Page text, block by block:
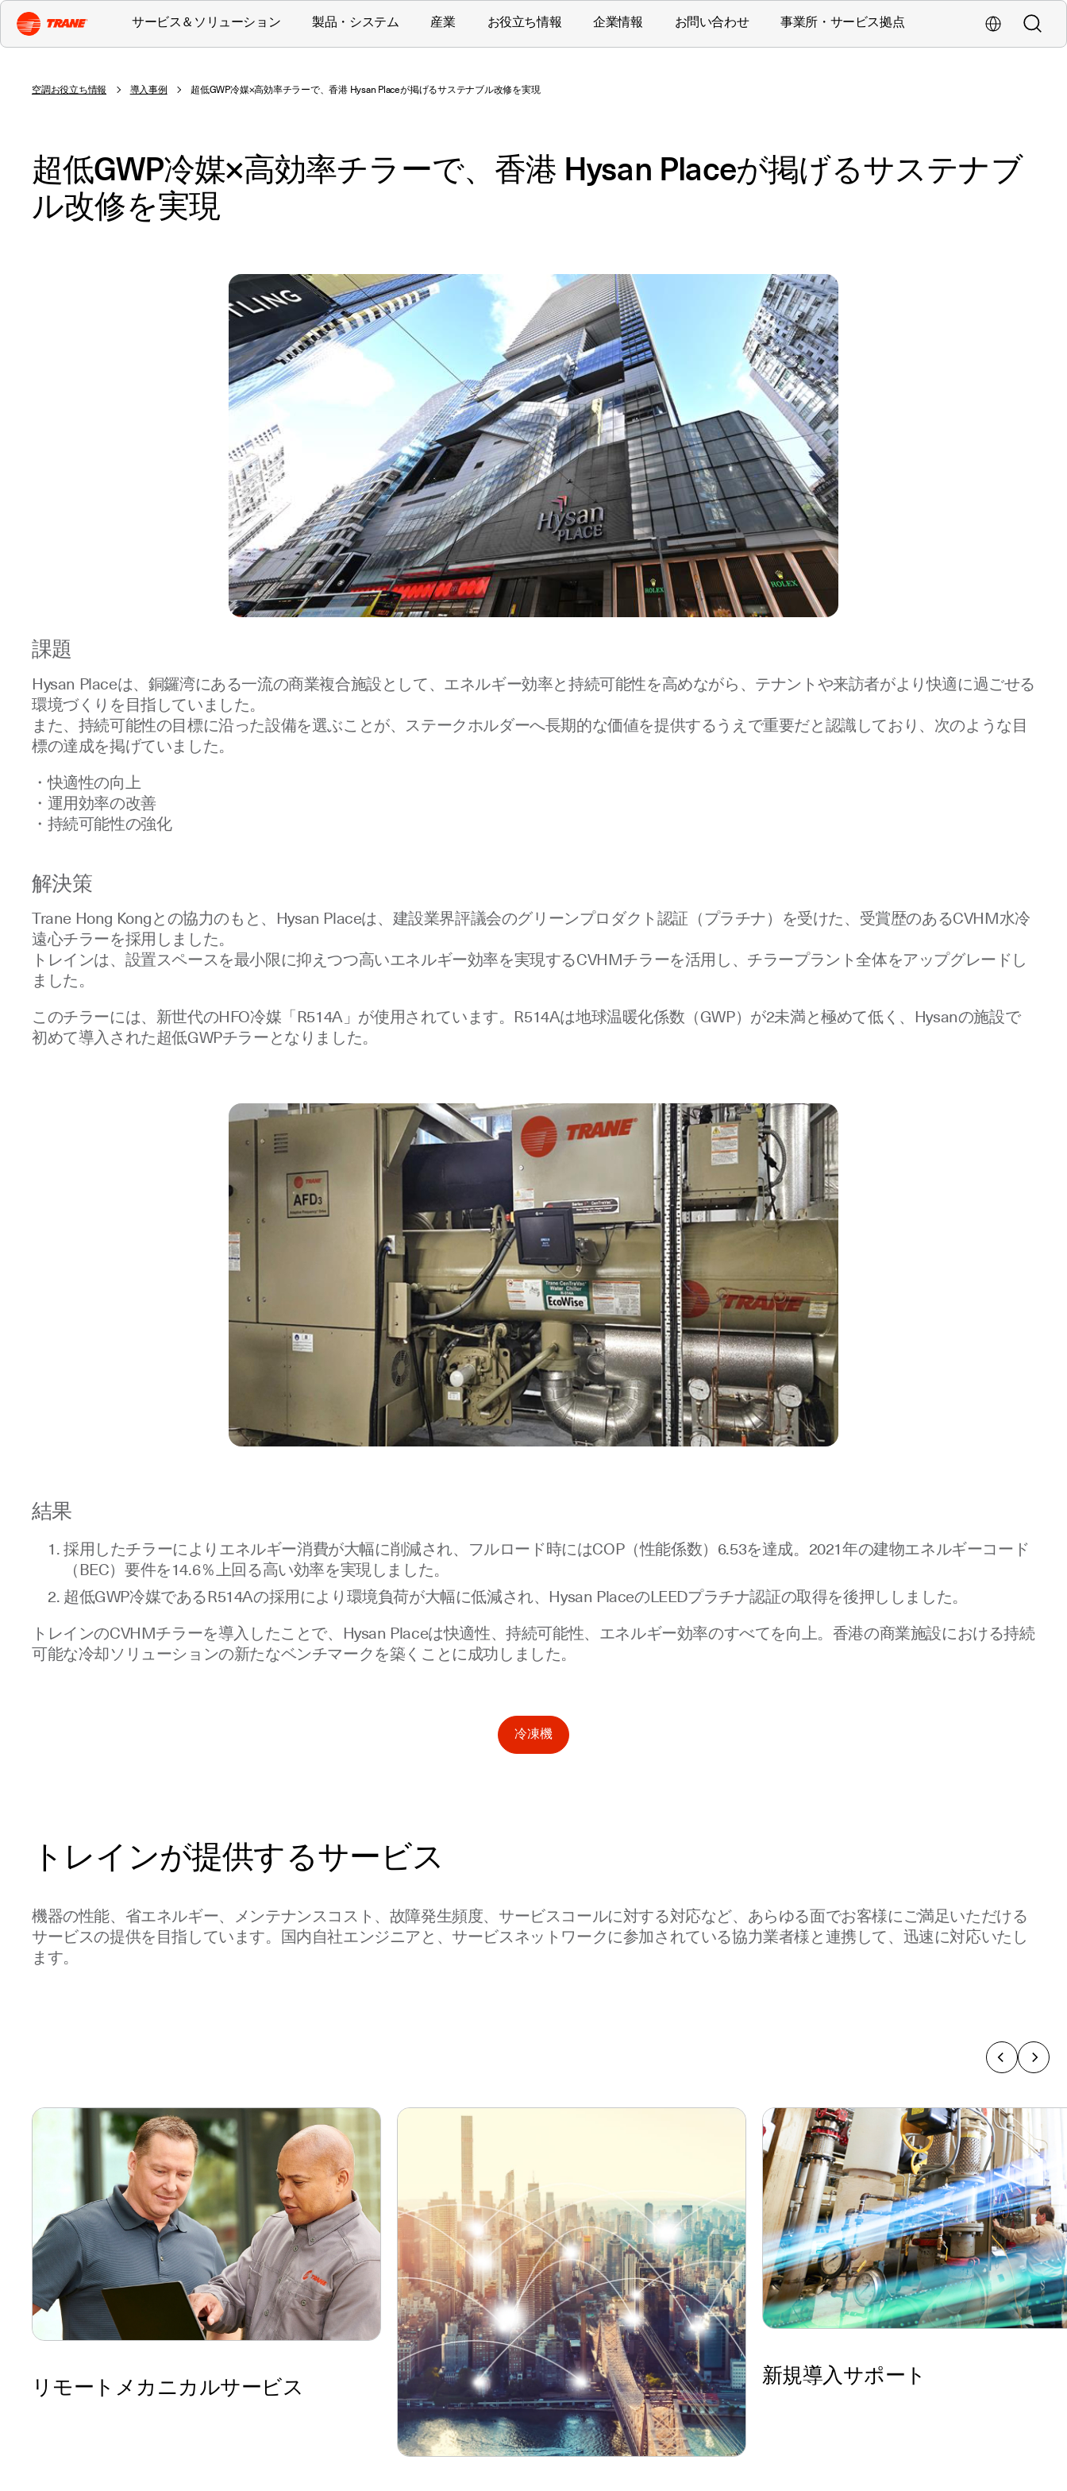
海外拠点・
検索
サービス＆ソリューション 製品・システム 産業 お役立ち情報 企業情報 お問い合わせ 事業所・サービス拠点
空調お役立ち情報 導入事例 超低GWP冷媒×高効率チラーで、香港 Hysan Placeが掲げるサステナブル改修を実現
超低GWP冷媒×高効率チラーで、香港 Hysan Placeが掲げるサステナブ
ル改修を実現
課題
Hysan Placeは、銅鑼湾にある一流の商業複合施設として、エネルギー効率と持続可能性を高めながら、テナントや来訪者がより快適に過ごせる
環境づくりを目指していました。
また、持続可能性の目標に沿った設備を選ぶことが、ステークホルダーへ長期的な価値を提供するうえで重要だと認識しており、次のような目
標の達成を掲げていました。
・快適性の向上
・運用効率の改善
・持続可能性の強化
解決策
Trane Hong Kongとの協力のもと、Hysan Placeは、建設業界評議会のグリーンプロダクト認証（プラチナ）を受けた、受賞歴のあるCVHM水冷
遠心チラーを採用しました。
トレインは、設置スペースを最小限に抑えつつ高いエネルギー効率を実現するCVHMチラーを活用し、チラープラント全体をアップグレードし
ました。
このチラーには、新世代のHFO冷媒「R514A」が使用されています。R514Aは地球温暖化係数（GWP）が2未満と極めて低く、Hysanの施設で
初めて導入された超低GWPチラーとなりました。
結果
採用したチラーによりエネルギー消費が大幅に削減され、フルロード時にはCOP（性能係数）6.53を達成。2021年の建物エネルギーコード
（BEC）要件を14.6％上回る高い効率を実現しました。
超低GWP冷媒であるR514Aの採用により環境負荷が大幅に低減され、Hysan PlaceのLEEDプラチナ認証の取得を後押ししました。
トレインのCVHMチラーを導入したことで、Hysan Placeは快適性、持続可能性、エネルギー効率のすべてを向上。香港の商業施設における持続
可能な冷却ソリューションの新たなベンチマークを築くことに成功しました。
冷凍機
トレインが提供するサービス
機器の性能、省エネルギー、メンテナンスコスト、故障発⽣頻度、サービスコールに対する対応など、あらゆる⾯でお客様にご満⾜いただける
サービスの提供を⽬指しています。国内自社エンジニアと、サービスネットワークに参加されている協力業者様と連携して、迅速に対応いたし
ます。
リモートメカニカルサービス 新規導入サポート